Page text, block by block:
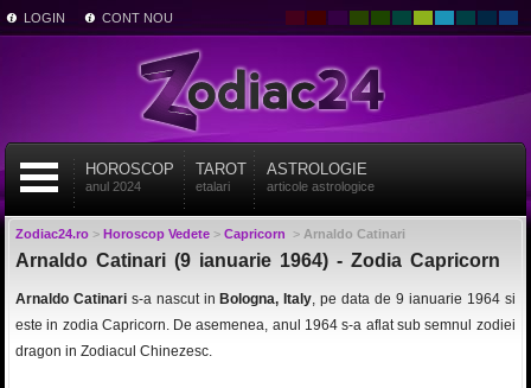
LOGIN CONT NOU
HOROSCOP
anul 2024
TAROT
etalari
ASTROLOGIE
articole astrologice
Zodiac24.ro> Horoscop Vedete> Capricorn > Arnaldo Catinari
Arnaldo Catinari (9 ianuarie 1964) - Zodia Capricorn
Arnaldo Catinaris-a nascut in Bologna, Italy, pe data de 9 ianuarie 1964 si
este in zodia Capricorn. De asemenea, anul 1964 s-a aflat sub semnul zodiei
dragon in Zodiacul Chinezesc.